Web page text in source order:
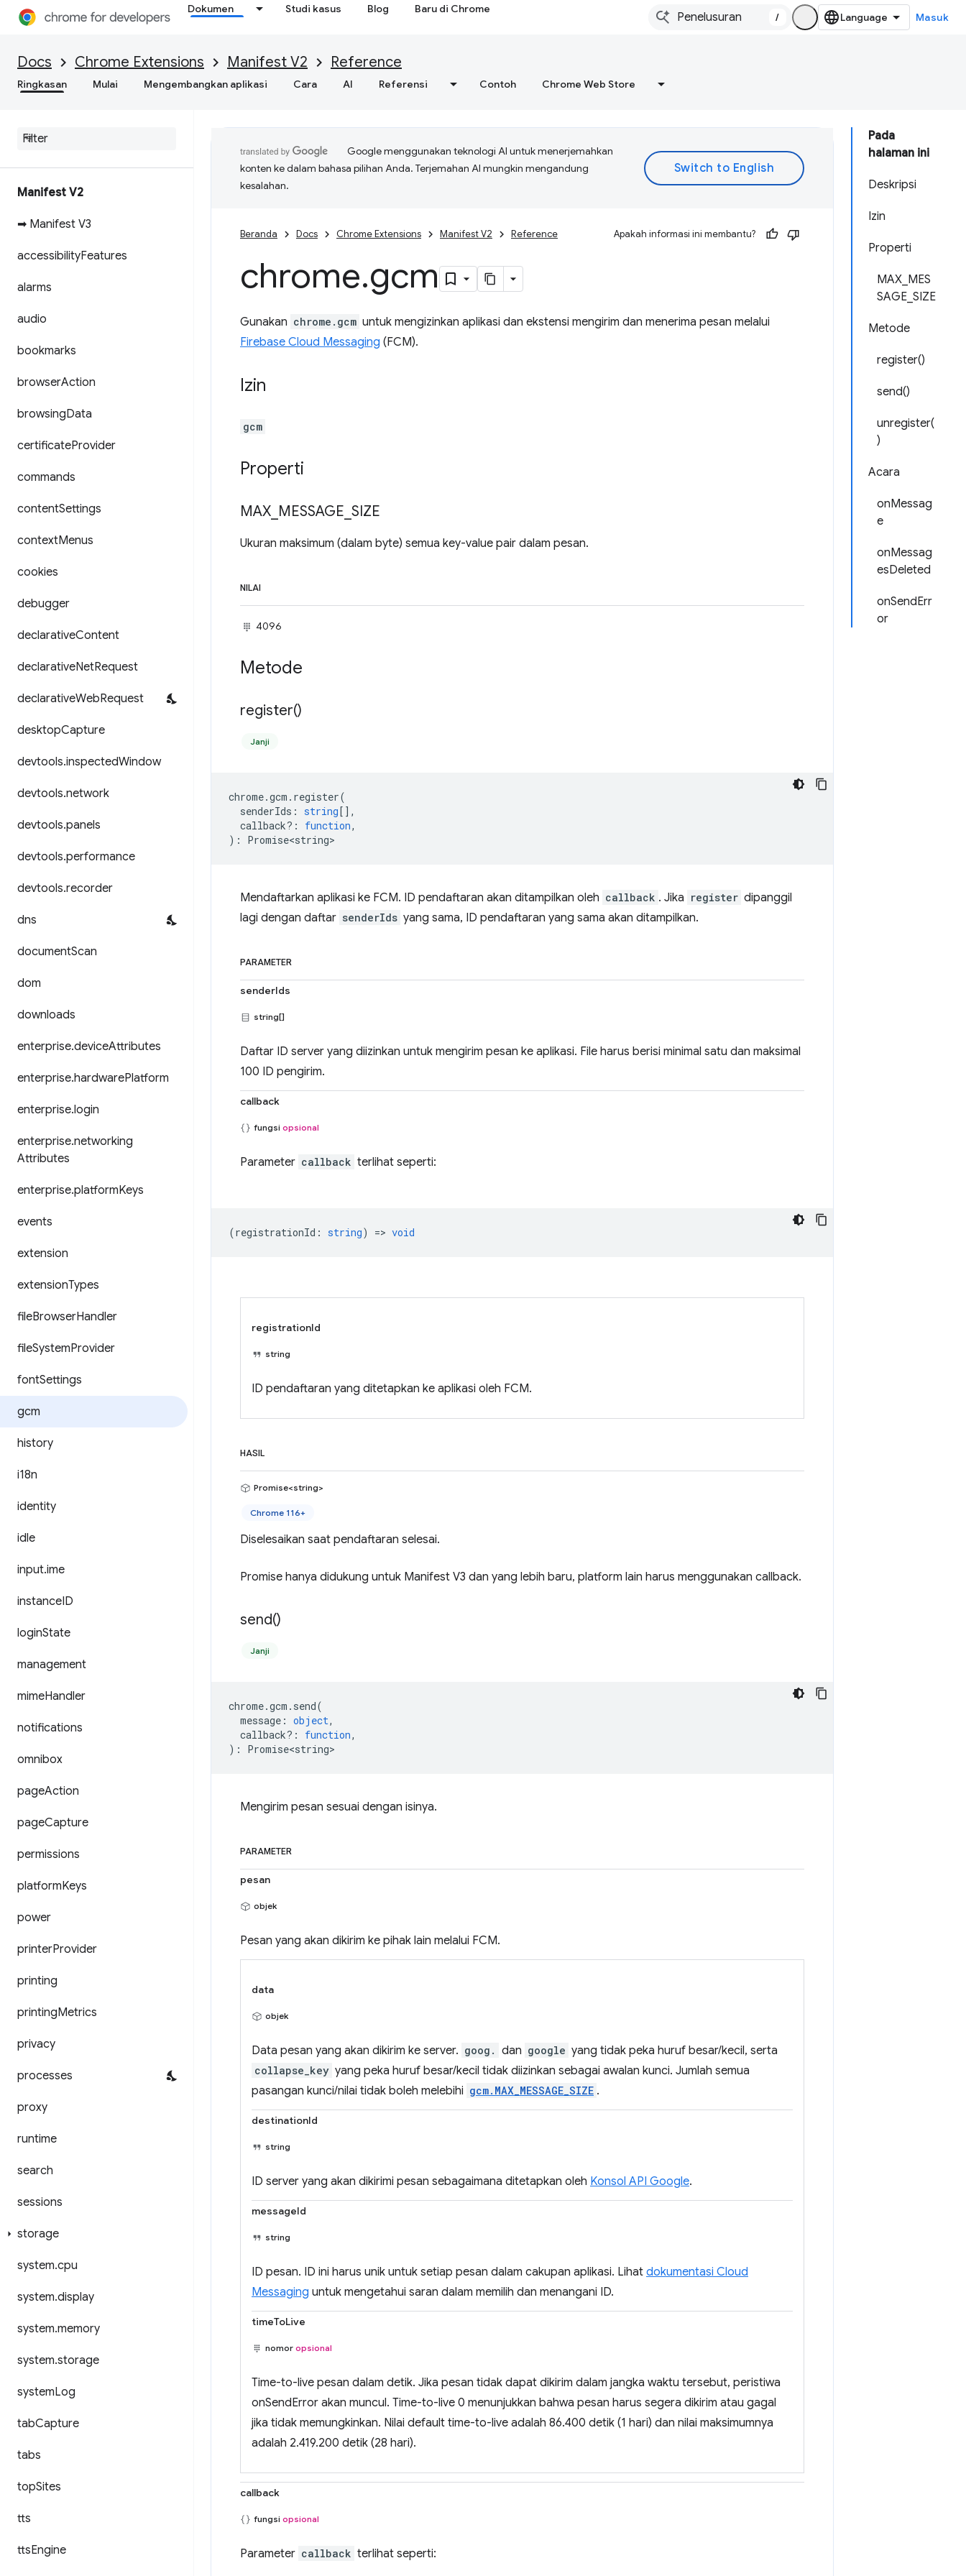
Dokumen Studi kasus Blog Baru di Chrome
/ Masuk
Docs Chrome Extensions Manifest V2 Reference
Ringkasan Mulai Mengembangkan aplikasi Cara AI Referensi Contoh Chrome Web Store
Manifest V2
➡ Manifest V3
accessibilityFeatures
alarms
audio
bookmarks
browserAction
browsingData
certificateProvider
commands
contentSettings
contextMenus
cookies
debugger
declarativeContent
declarativeNetRequest
declarativeWebRequest
desktopCapture
devtools.inspectedWindow
devtools.network
devtools.panels
devtools.performance
devtools.recorder
dns
documentScan
dom
downloads
enterprise.deviceAttributes
enterprise.hardwarePlatform
enterprise.login
enterprise.networking
Attributes
enterprise.platformKeys
events
extension
extensionTypes
fileBrowserHandler
fileSystemProvider
fontSettings
gcm
history
i18n
identity
idle
input.ime
instanceID
loginState
management
mimeHandler
notifications
omnibox
pageAction
pageCapture
permissions
platformKeys
power
printerProvider
printing
printingMetrics
privacy
processes
proxy
runtime
search
sessions
storage
system.cpu
system.display
system.memory
system.storage
systemLog
tabCapture
tabs
topSites
tts
ttsEngine
Pada
halaman ini
Deskripsi
Izin
Properti
MAX_MES
SAGE_SIZE
Metode
register()
send()
unregister(
)
Acara
onMessag
e
onMessag
esDeleted
onSendErr
or
Google menggunakan teknologi AI untuk menerjemahkan
konten ke dalam bahasa pilihan Anda. Terjemahan AI mungkin mengandung
kesalahan.
Beranda Docs Chrome Extensions Manifest V2 Reference Apakah informasi ini membantu?
chrome.gcm
Gunakan chrome.gcm untuk mengizinkan aplikasi dan ekstensi mengirim dan menerima pesan melalui
Firebase Cloud Messaging (FCM).
Izin
gcm
Properti
MAX MESSAGE SIZE
Ukuran maksimum (dalam byte) semua key-value pair dalam pesan.
NILAI
4096
Metode
register()
Janji
chrome.gcm . register(
senderIds : string[],
callback? : function,
) : Promise<string>
Mendaftarkan aplikasi ke FCM. ID pendaftaran akan ditampilkan oleh callback . Jika register dipanggil
lagi dengan daftar senderIds yang sama, ID pendaftaran yang sama akan ditampilkan.
PARAMETER
senderIds
string[]
Daftar ID server yang diizinkan untuk mengirim pesan ke aplikasi. File harus berisi minimal satu dan maksimal
100 ID pengirim.
callback
fungsi opsional
Parameter callback terlihat seperti:
(registrationId : string) => void
registrationId
string
ID pendaftaran yang ditetapkan ke aplikasi oleh FCM.
HASIL
Promise<string>
Chrome 116+
Diselesaikan saat pendaftaran selesai.
Promise hanya didukung untuk Manifest V3 dan yang lebih baru, platform lain harus menggunakan callback.
send()
Janji
chrome.gcm . send(
message : object,
callback? : function,
) : Promise<string>
Mengirim pesan sesuai dengan isinya.
PARAMETER
pesan
objek
Pesan yang akan dikirim ke pihak lain melalui FCM.
data
objek
Data pesan yang akan dikirim ke server. goog. dan google yang tidak peka huruf besar/kecil, serta
collapse_key yang peka huruf besar/kecil tidak diizinkan sebagai awalan kunci. Jumlah semua
pasangan kunci/nilai tidak boleh melebihi gcm.MAX_MESSAGE_SIZE .
destinationId
string
ID server yang akan dikirimi pesan sebagaimana ditetapkan oleh Konsol API Google.
messageId
string
ID pesan. ID ini harus unik untuk setiap pesan dalam cakupan aplikasi. Lihat dokumentasi Cloud
Messaging untuk mengetahui saran dalam memilih dan menangani ID.
timeToLive
nomor opsional
Time-to-live pesan dalam detik. Jika pesan tidak dapat dikirim dalam jangka waktu tersebut, peristiwa
onSendError akan muncul. Time-to-live 0 menunjukkan bahwa pesan harus segera dikirim atau gagal
jika tidak memungkinkan. Nilai default time-to-live adalah 86.400 detik (1 hari) dan nilai maksimumnya
adalah 2.419.200 detik (28 hari).
callback
fungsi opsional
Parameter callback terlihat seperti: